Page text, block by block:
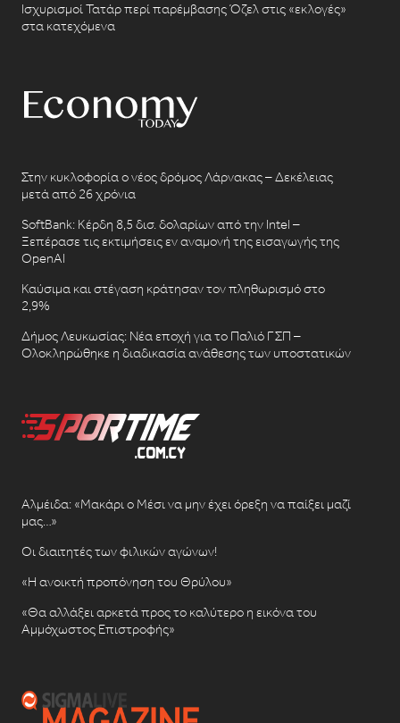
Ισχυρισμοί Τατάρ περί παρέμβασης Όζελ στις «εκλογές»
στα κατεχόμενα
Στην κυκλοφορία ο νέος δρόμος Λάρνακας – Δεκέλειας
μετά από 26 χρόνια
SoftBank: Κέρδη 8,5 δισ. δολαρίων από την Intel –
Ξεπέρασε τις εκτιμήσεις εν αναμονή της εισαγωγής της
OpenAI
Καύσιμα και στέγαση κράτησαν τον πληθωρισμό στο
2,9%
Δήμος Λευκωσίας: Νέα εποχή για το Παλιό ΓΣΠ –
Ολοκληρώθηκε η διαδικασία ανάθεσης των υποστατικών
Αλμέιδα: «Μακάρι ο Μέσι να μην έχει όρεξη να παίξει μαζί
μας…»
Οι διαιτητές των φιλικών αγώνων!
«Η ανοικτή προπόνηση του Θρύλου»
«Θα αλλάξει αρκετά προς το καλύτερο η εικόνα του
Αμμόχωστος Επιστροφής»